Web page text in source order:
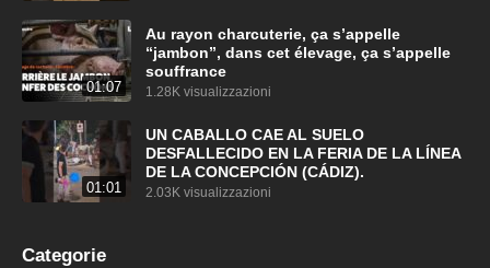
01:07
Au rayon charcuterie, ça s’appelle
“jambon”, dans cet élevage, ça s’appelle
souffrance
1.28K visualizzazioni
01:01
UN CABALLO CAE AL SUELO
DESFALLECIDO EN LA FERIA DE LA LÍNEA
DE LA CONCEPCIÓN (CÁDIZ).
2.03K visualizzazioni
Categorie